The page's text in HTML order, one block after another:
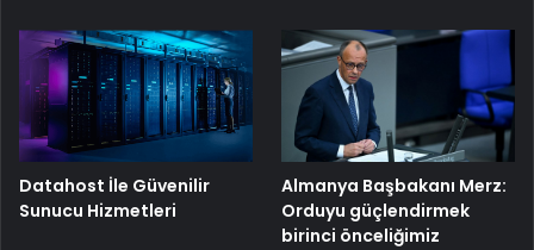
Datahost İle Güvenilir
Sunucu Hizmetleri
Almanya Başbakanı Merz:
Orduyu güçlendirmek
birinci önceliğimiz